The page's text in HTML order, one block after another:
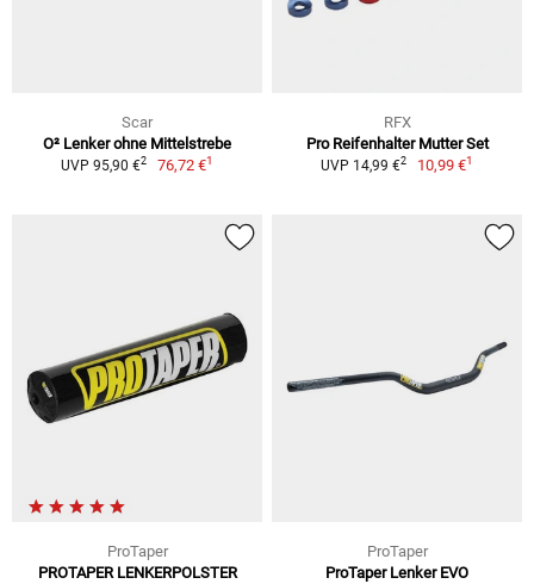
Scar
O² Lenker ohne Mittelstrebe
UVP 95,90 €2 76,72 €1
RFX
Pro Reifenhalter Mutter Set
UVP 14,99 €2 10,99 €1
ProTaper
PROTAPER LENKERPOLSTER
ProTaper
ProTaper Lenker EVO